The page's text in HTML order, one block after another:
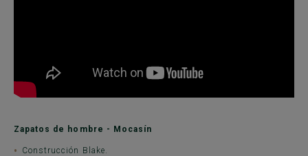
Zapatos de hombre - Mocasín
Construcción Blake.